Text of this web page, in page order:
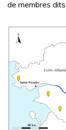
de membres